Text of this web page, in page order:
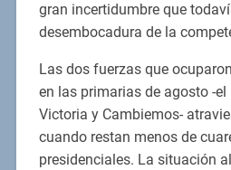
gran incertidumbre que
desembocadura de la
Las dos fuerzas que
en las primarias de agosto -el
Victoria y Cambiemos-
cuando restan menos de
presidenciales. La situación